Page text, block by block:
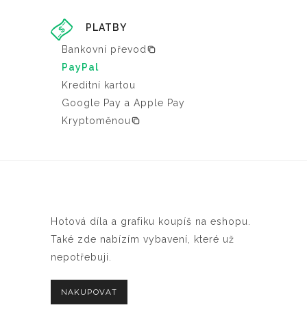
PLATBY
Bankovní převod
PayPal
Kreditní kartou
Google Pay a Apple Pay
Kryptoměnou
Hotová díla a grafiku koupíš na eshopu.
Také zde nabízím vybavení, které už
nepotřebuji.
NAKUPOVAT